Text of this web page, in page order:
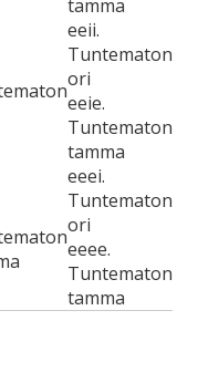
tamma
eeii.
Tuntematon
ori
eeie.
Tuntematon
tamma
eeei.
Tuntematon
ori
eeee.
Tuntematon
tamma